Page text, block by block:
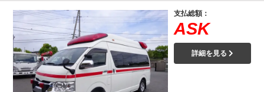
支払総額：
ASK
詳細を見る